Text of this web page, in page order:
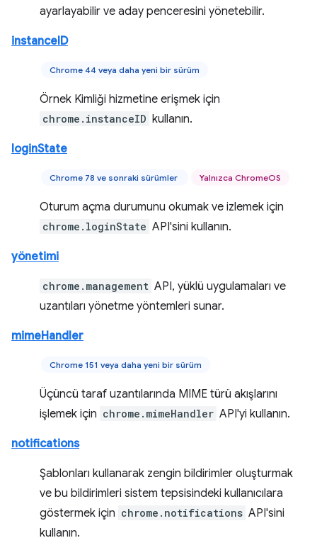
ayarlayabilir ve aday penceresini yönetebilir.
instanceID
Chrome 44 veya daha yeni bir sürüm
Örnek Kimliği hizmetine erişmek için
chrome.instanceID kullanın.
loginState
Chrome 78 ve sonraki sürümler Yalnızca ChromeOS
Oturum açma durumunu okumak ve izlemek için
chrome.loginState API'sini kullanın.
yönetimi
chrome.management API, yüklü uygulamaları ve
uzantıları yönetme yöntemleri sunar.
mimeHandler
Chrome 151 veya daha yeni bir sürüm
Üçüncü taraf uzantılarında MIME türü akışlarını
işlemek için chrome.mimeHandler API'yi kullanın.
notifications
Şablonları kullanarak zengin bildirimler oluşturmak
ve bu bildirimleri sistem tepsisindeki kullanıcılara
göstermek için chrome.notifications API'sini
kullanın.